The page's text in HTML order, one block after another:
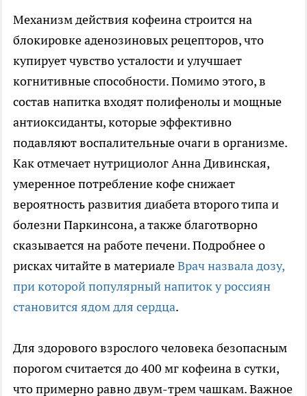
Механизм действия кофеина строится на
блокировке аденозиновых рецепторов, что
купирует чувство усталости и улучшает
когнитивные способности. Помимо этого, в
состав напитка входят полифенолы и мощные
антиоксиданты, которые эффективно
подавляют воспалительные очаги в организме.
Как отмечает нутрициолог Анна Дивинская,
умеренное потребление кофе снижает
вероятность развития диабета второго типа и
болезни Паркинсона, а также благотворно
сказывается на работе печени. Подробнее о
рисках читайте в материалеВрач назвала дозу,
при которой популярный напиток у россиян
становится ядом для сердца.
Для здорового взрослого человека безопасным
порогом считается до 400 мг кофеина в сутки,
что примерно равно двум-трем чашкам. Важное